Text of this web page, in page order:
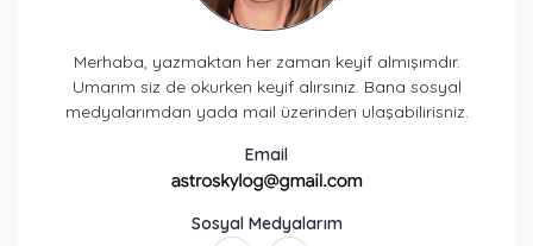
Merhaba, yazmaktan her zaman keyif almışımdır.
Umarım siz de okurken keyif alırsınız. Bana sosyal
medyalarımdan yada mail üzerinden ulaşabilirisniz.
Email
Sosyal Medyalarım